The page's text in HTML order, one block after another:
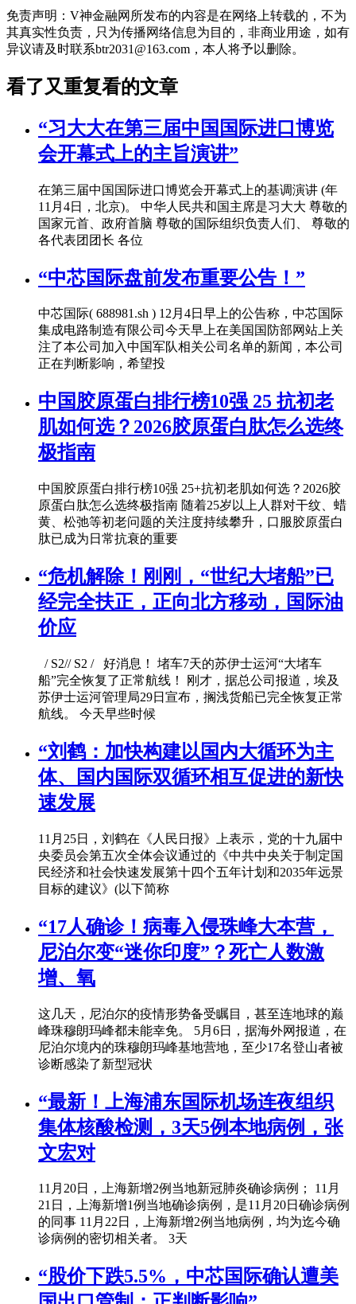
免责声明：V神金融网所发布的内容是在网络上转载的，不为
其真实性负责，只为传播网络信息为目的，非商业用途，如有
异议请及时联系btr2031@163.com，本人将予以删除。
看了又重复看的文章
“习大大在第三届中国国际进口博览
会开幕式上的主旨演讲”
在第三届中国国际进口博览会开幕式上的基调演讲 (年
11月4日，北京)。 中华人民共和国主席是习大大 尊敬的
国家元首、政府首脑 尊敬的国际组织负责人们、 尊敬的
各代表团团长 各位
“中芯国际盘前发布重要公告！”
中芯国际( 688981.sh ) 12月4日早上的公告称，中芯国际
集成电路制造有限公司今天早上在美国国防部网站上关
注了本公司加入中国军队相关公司名单的新闻，本公司
正在判断影响，希望投
中国胶原蛋白排行榜10强 25 抗初老
肌如何选？2026胶原蛋白肽怎么选终
极指南
中国胶原蛋白排行榜10强 25+抗初老肌如何选？2026胶
原蛋白肽怎么选终极指南 随着25岁以上人群对干纹、蜡
黄、松弛等初老问题的关注度持续攀升，口服胶原蛋白
肽已成为日常抗衰的重要
“危机解除！刚刚，“世纪大堵船”已
经完全扶正，正向北方移动，国际油
价应
/ S2// S2 / 好消息！ 堵车7天的苏伊士运河“大堵车
船”完全恢复了正常航线！ 刚才，据总公司报道，埃及
苏伊士运河管理局29日宣布，搁浅货船已完全恢复正常
航线。 今天早些时候
“刘鹤：加快构建以国内大循环为主
体、国内国际双循环相互促进的新快
速发展
11月25日，刘鹤在《人民日报》上表示，党的十九届中
央委员会第五次全体会议通过的《中共中央关于制定国
民经济和社会快速发展第十四个五年计划和2035年远景
目标的建议》(以下简称
“17人确诊！病毒入侵珠峰大本营，
尼泊尔变“迷你印度”？死亡人数激
增、氧
这几天，尼泊尔的疫情形势备受瞩目，甚至连地球的巅
峰珠穆朗玛峰都未能幸免。 5月6日，据海外网报道，在
尼泊尔境内的珠穆朗玛峰基地营地，至少17名登山者被
诊断感染了新型冠状
“最新！上海浦东国际机场连夜组织
集体核酸检测，3天5例本地病例，张
文宏对
11月20日，上海新增2例当地新冠肺炎确诊病例； 11月
21日，上海新增1例当地确诊病例，是11月20日确诊病例
的同事 11月22日，上海新增2例当地病例，均为迄今确
诊病例的密切相关者。 3天
“股价下跌5.5%，中芯国际确认遭美